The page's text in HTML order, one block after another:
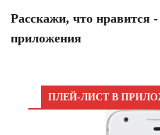
Расскажи, что нравится
приложения
ПЛЕЙ-ЛИСТ В